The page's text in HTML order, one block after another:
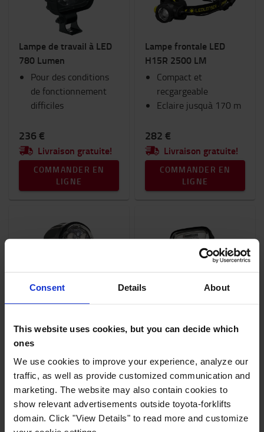
Consent Details About
This website uses cookies, but you can decide which
ones
We use cookies to improve your experience, analyze our
traffic, as well as provide customized communication and
marketing. The website may also contain cookies to
show relevant advertisements outside toyota-forklifts
domain. Click "View Details" to read more and customize
Lampe de travail à LED
780 Lumen
Pour des conditions
de fonctionnement
difficiles
236 €
Livraison gratuite!
COMMANDER EN
LIGNE
Lampe frontale LED
H15R 2500 LM
Compact et
recgargeable
Eclaire jusquà 170 m
282 €
Livraison gratuite!
COMMANDER EN
LIGNE
Compact
Design Compact
Convient pour un
montage sur des
éléments plus élevés
229 €
anti-éblouissement
n'aveuglera pas les
personnes près du
véhicule
150 €